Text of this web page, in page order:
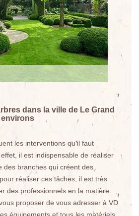
dans la ville de Le Grand
environs
les interventions qu'il faut
il est indispensable de réaliser
des branches qui créent des
réaliser ces tâches, il est très
des professionnels en la matière.
proposer de vous adresser à VD